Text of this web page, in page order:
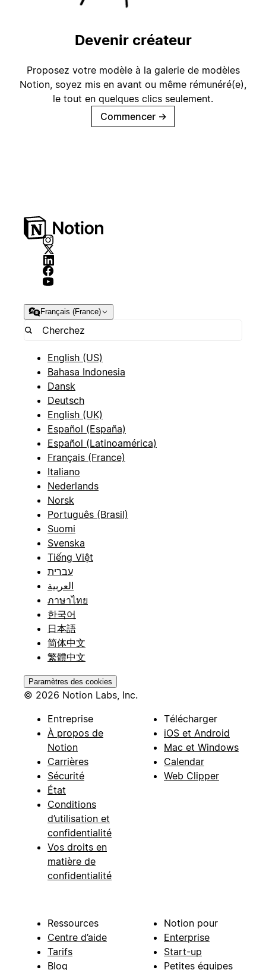
Devenir créateur
Proposez votre modèle à la galerie de modèles
Notion, soyez mis en avant ou même rémunéré(e),
le tout en quelques clics seulement.
Commencer →
Français (France)
English (US)
Bahasa Indonesia
Dansk
Deutsch
English (UK)
Español (España)
Español (Latinoamérica)
Français (France)
Italiano
Nederlands
Norsk
Português (Brasil)
Suomi
Svenska
Tiếng Việt
עברית
العربية
ภาษาไทย
한국어
日本語
简体中文
繁體中文
Paramètres des cookies
© 2026 Notion Labs, Inc.
Entreprise
À propos de
Notion
Carrières
Sécurité
État
Conditions
d’utilisation et
confidentialité
Vos droits en
matière de
confidentialité
Télécharger
iOS et Android
Mac et Windows
Calendar
Web Clipper
Ressources
Centre d’aide
Tarifs
Blog
Notion pour
Enterprise
Start-up
Petites équipes